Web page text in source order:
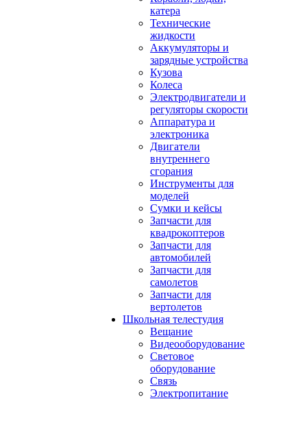
катера
Технические
жидкости
Аккумуляторы и
зарядные устройства
Кузова
Колеса
Электродвигатели и
регуляторы скорости
Аппаратура и
электроника
Двигатели
внутреннего
сгорания
Инструменты для
моделей
Сумки и кейсы
Запчасти для
квадрокоптеров
Запчасти для
автомобилей
Запчасти для
самолетов
Запчасти для
вертолетов
Школьная телестудия
Вещание
Видеооборудование
Световое
оборудование
Связь
Электропитание